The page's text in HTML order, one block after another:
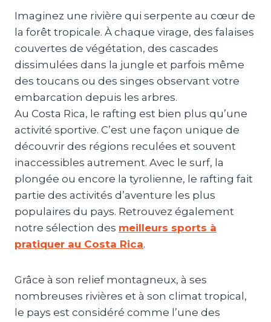
Imaginez une rivière qui serpente au cœur de
la forêt tropicale. À chaque virage, des falaises
couvertes de végétation, des cascades
dissimulées dans la jungle et parfois même
des toucans ou des singes observant votre
embarcation depuis les arbres.
Au Costa Rica, le rafting est bien plus qu’une
activité sportive. C’est une façon unique de
découvrir des régions reculées et souvent
inaccessibles autrement. Avec le surf, la
plongée ou encore la tyrolienne, le rafting fait
partie des activités d’aventure les plus
populaires du pays. Retrouvez également
notre sélection des meilleurs sports à
pratiquer au Costa Rica.
Grâce à son relief montagneux, à ses
nombreuses rivières et à son climat tropical,
le pays est considéré comme l’une des